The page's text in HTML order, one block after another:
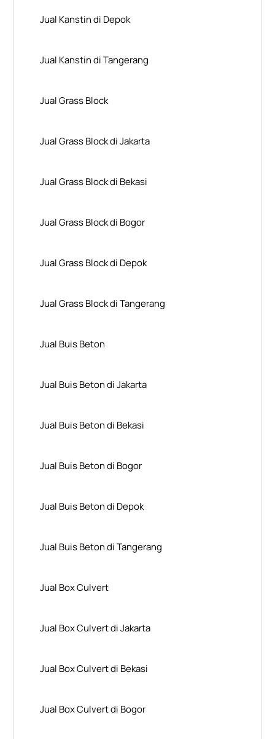
Jual Kanstin di Depok
Jual Kanstin di Tangerang
Jual Grass Block
Jual Grass Block di Jakarta
Jual Grass Block di Bekasi
Jual Grass Block di Bogor
Jual Grass Block di Depok
Jual Grass Block di Tangerang
Jual Buis Beton
Jual Buis Beton di Jakarta
Jual Buis Beton di Bekasi
Jual Buis Beton di Bogor
Jual Buis Beton di Depok
Jual Buis Beton di Tangerang
Jual Box Culvert
Jual Box Culvert di Jakarta
Jual Box Culvert di Bekasi
Jual Box Culvert di Bogor